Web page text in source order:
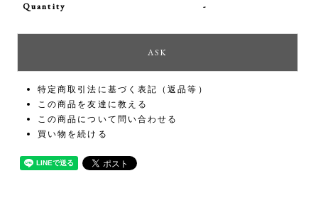
Quantity -
特定商取引法に基づく表記（返品等）
この商品を友達に教える
この商品について問い合わせる
買い物を続ける